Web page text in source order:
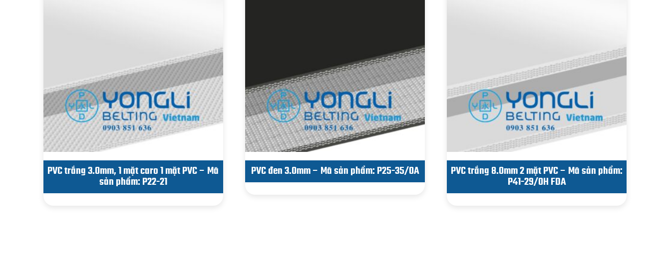
PVC trắng 3.0mm, 1 mặt caro 1 mặt PVC – Mã
sản phẩm: P22-21
PVC đen 3.0mm – Mã sản phẩm: P25-35/0A PVC trắng 8.0mm 2 mặt PVC – Mã sản phẩm:
P41-29/0H FDA